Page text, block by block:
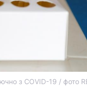
з COVID-19 / фото